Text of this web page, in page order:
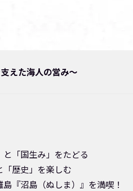
えた海人の営み～
「国生み」をたどる
歴史」を楽しむ
『沼島（ぬしま）』を満喫！